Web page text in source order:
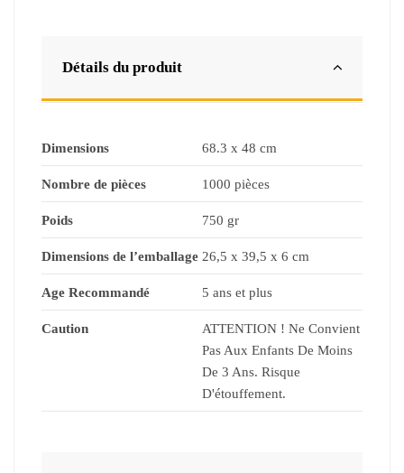
Détails du produit
Dimensions 68.3 x 48 cm
Nombre de pièces 1000 pièces
Poids 750 gr
Dimensions de l’emballage 26,5 x 39,5 x 6 cm
Age Recommandé 5 ans et plus
Caution
ATTENTION ! Ne Convient
Pas Aux Enfants De Moins
De 3 Ans. Risque
D'étouffement.